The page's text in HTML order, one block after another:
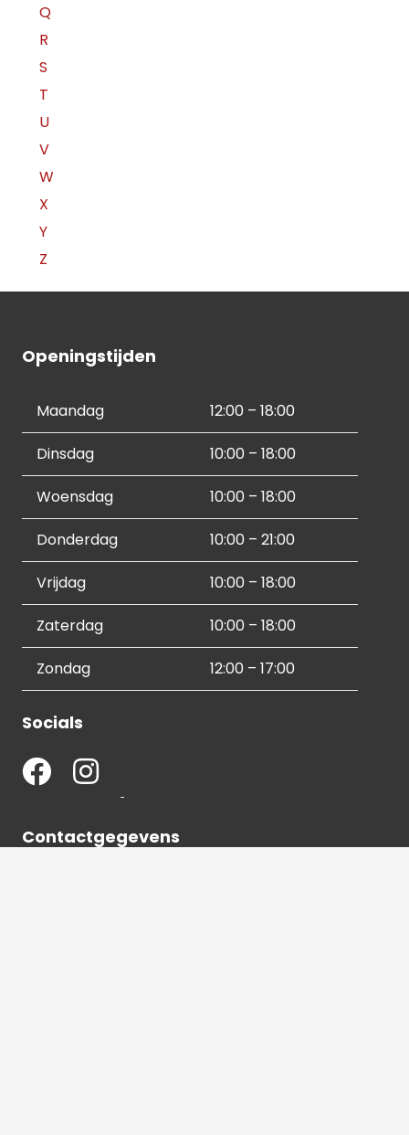
Q
R
S
T
U
V
W
X
Y
Z
Openingstijden
Maandag 12:00 – 18:00
Dinsdag 10:00 – 18:00
Woensdag 10:00 – 18:00
Donderdag 10:00 – 21:00
Vrijdag 10:00 – 18:00
Zaterdag 10:00 – 18:00
Zondag 12:00 – 17:00
Socials
Contactgegevens